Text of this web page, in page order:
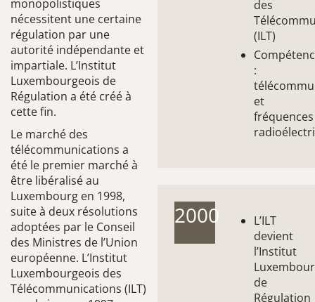
monopolistiques
nécessitent une certaine
régulation par une
autorité indépendante et
impartiale. L’Institut
Luxembourgeois de
Régulation a été créé à
cette fin.
Le marché des
télécommunications a
été le premier marché à
être libéralisé au
Luxembourg en 1998,
suite à deux résolutions
adoptées par le Conseil
des Ministres de l’Union
européenne. L’Institut
Luxembourgeois des
Télécommunications (ILT)
des
(ILT)
:
et
fréquences
2000
L’ILT
devient
l’Institut
de
Régulation